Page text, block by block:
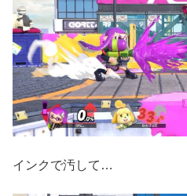
インクで汚して…